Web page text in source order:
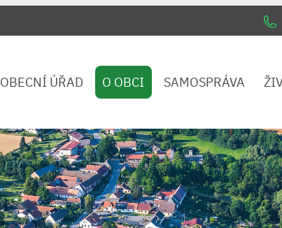
OBECNÍ ÚŘAD O OBCI SAMOSPRÁVA